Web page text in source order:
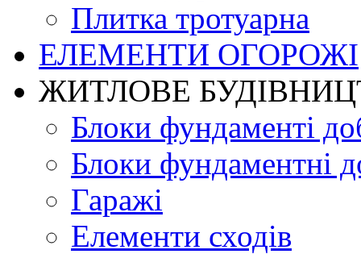
Плитка тротуарна
ЕЛЕМЕНТИ ОГОРОЖІ
ЖИТЛОВЕ
Блоки фундаменті
Блоки фундаментні
Гаражі
Елементи сходів